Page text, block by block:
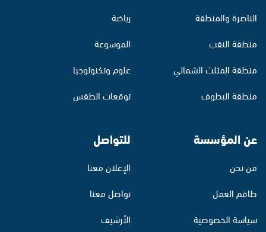
الناصرة والمنطقة
منطقة النقب
منطقة المثلث الشمالي
منطقة البطوف
رياضة
الموسوعة
علوم وتكنولوجيا
توقعات الطقس
عن المؤسسة
من نحن
طاقم العمل
سياسة الخصوصية
للتواصل
الإعلان معنا
تواصل معنا
الأرشيف